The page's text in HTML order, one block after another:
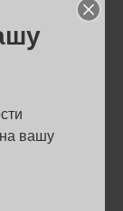
вашу